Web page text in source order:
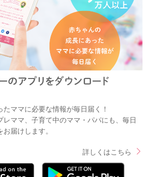
ママに必要な情報が毎日届く！
レママ、子育て中のママ・パパにも、毎日
届けします。
詳しくはこちら